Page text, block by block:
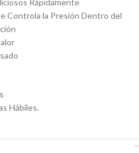
Controla la Presión Dentro del
Hábiles.